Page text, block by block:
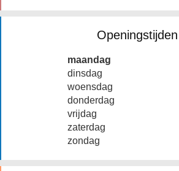
Openingstijden
maandag
dinsdag
woensdag
donderdag
vrijdag
zaterdag
zondag